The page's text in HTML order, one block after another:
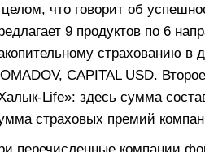
что говорит об
9 продуктов по 6
страхованию
CAPITAL USD.
Life»: здесь сумма
страховых премий
перечисленные компании